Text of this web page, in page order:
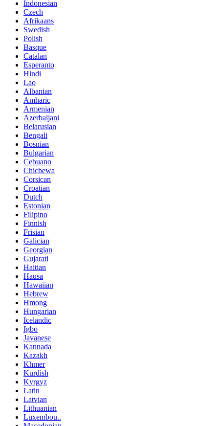
Indonesian
Czech
Afrikaans
Swedish
Polish
Basque
Catalan
Esperanto
Hindi
Lao
Albanian
Amharic
Armenian
Azerbaijani
Belarusian
Bengali
Bosnian
Bulgarian
Cebuano
Chichewa
Corsican
Croatian
Dutch
Estonian
Filipino
Finnish
Frisian
Galician
Georgian
Gujarati
Haitian
Hausa
Hawaiian
Hebrew
Hmong
Hungarian
Icelandic
Igbo
Javanese
Kannada
Kazakh
Khmer
Kurdish
Kyrgyz
Latin
Latvian
Lithuanian
Luxembou..